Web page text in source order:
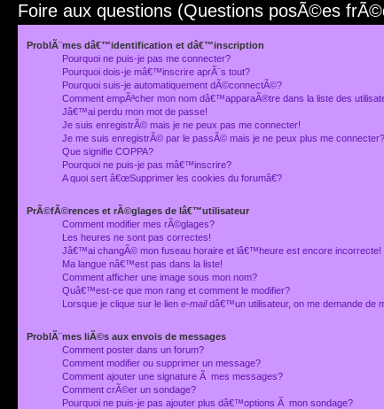
Foire aux questions (Questions posÃ©es
ProblÃ¨mes dâ€™identification et dâ€™inscription
Pourquoi ne puis-je pas me connecter?
Pourquoi dois-je mâ€™inscrire aprÃ¨s tout?
Pourquoi suis-je automatiquement dÃ©connectÃ©?
Comment empÃªcher mon nom dâ€™apparaÃ®tre dans la liste des
Jâ€™ai perdu mon mot de passe!
Je suis enregistrÃ© mais je ne peux pas me connecter!
Je me suis enregistrÃ© par le passÃ© mais je ne peux plus me
Que signifie COPPA?
Pourquoi ne puis-je pas mâ€™inscrire?
A quoi sert â€œSupprimer les cookies du forumâ€?
PrÃ©fÃ©rences et rÃ©glages de lâ€™utilisateur
Comment modifier mes rÃ©glages?
Les heures ne sont pas correctes!
Jâ€™ai changÃ© mon fuseau horaire et lâ€™heure est encore incorrecte!
Ma langue nâ€™est pas dans la liste!
Comment afficher une image sous mon nom?
Quâ€™est-ce que mon rang et comment le modifier?
Lorsque je clique sur le lien e-maildâ€™un utilisateur, on me demande de
ProblÃ¨mes liÃ©s aux envois de messages
Comment poster dans un forum?
Comment modifier ou supprimer un message?
Comment ajouter une signature Ã mes messages?
Comment crÃ©er un sondage?
Pourquoi ne puis-je pas ajouter plus dâ€™options Ã mon sondage?